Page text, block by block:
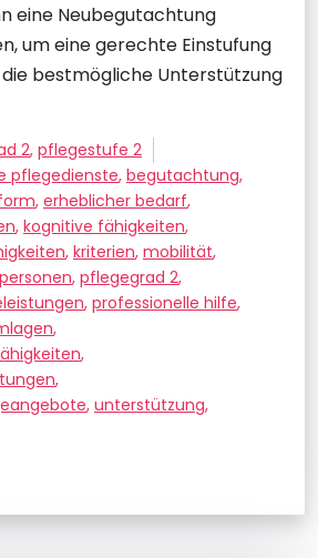
eine Neubegutachtung
um eine gerechte Einstufung
bestmögliche Unterstützung
2, pflegestufe 2
pflegedienste, begutachtung,
, erheblicher bedarf,
, kognitive fähigkeiten,
, kriterien, mobilität,
, pflegegrad 2,
, professionelle hilfe,
,
,
,
, unterstützung,